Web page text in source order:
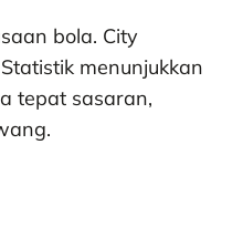
bola. City
menunjukkan
tepat sasaran,